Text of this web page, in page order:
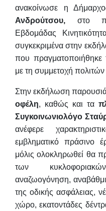
ανακοίνωσε η
Ανδρούτσου, στο
Εβδομάδας
συγκεκριμένα στην
που πραγματοποιήθηκε
με τη συμμετοχή
Στην εκδήλωση
οφέλη, καθώς και τα
Συγκοινωνιολόγο
ανέφερε
εμβληματικό πράσινο
μόλις ολοκληρωθεί θα
των
αναζωογόνηση,
της οδικής ασφάλειας,
χώρο, εκατοντάδες